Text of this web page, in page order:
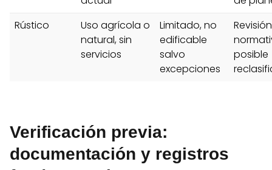
Rústico
Uso agrícola o
natural, sin
servicios
Limitado, no
edificable
salvo
excepciones
Revisión
posible
Verificación previa:
documentación y registros